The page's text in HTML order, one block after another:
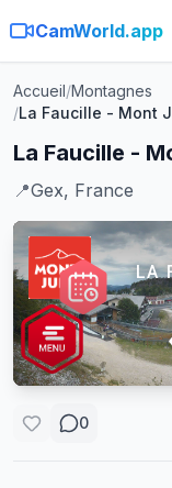
CamWorld.app
Accueil/Montagnes
/La Faucille - Mont
La Faucille -
📍Gex, France
0